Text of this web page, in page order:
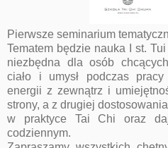
Pierwsze seminarium
Tematem będzie nauka I st.
niezbędna dla osób
ciało i umysł podczas
energii z zewnątrz i
strony, a z drugiej
w praktyce Tai Chi oraz
codziennym.